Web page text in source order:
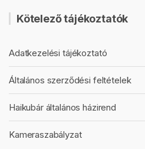
Kötelező tájékoztatók
Adatkezelési tájékoztató
Általános szerződési feltételek
Haikubár általános házirend
Kameraszabályzat